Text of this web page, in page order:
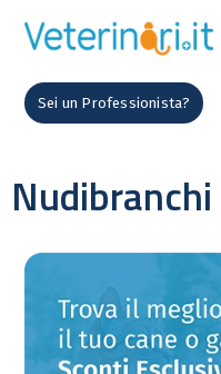
Sei un Professionista?
Nudibranchi